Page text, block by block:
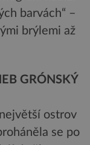
barvách“ –
brýlemi až
GRÓNSKÝ
ostrov
se po